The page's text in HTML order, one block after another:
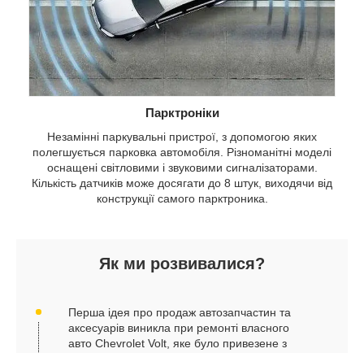
Парктроніки
Незамінні паркувальні пристрої, з допомогою яких
полегшується парковка автомобіля. Різноманітні моделі
оснащені світловими і звуковими сигналізаторами.
Кількість датчиків може досягати до 8 штук, виходячи від
конструкції самого парктроника.
Як ми розвивалися?
Перша ідея про продаж автозапчастин та
аксесуарів виникла при ремонті власного
авто Chevrolet Volt, яке було привезене з